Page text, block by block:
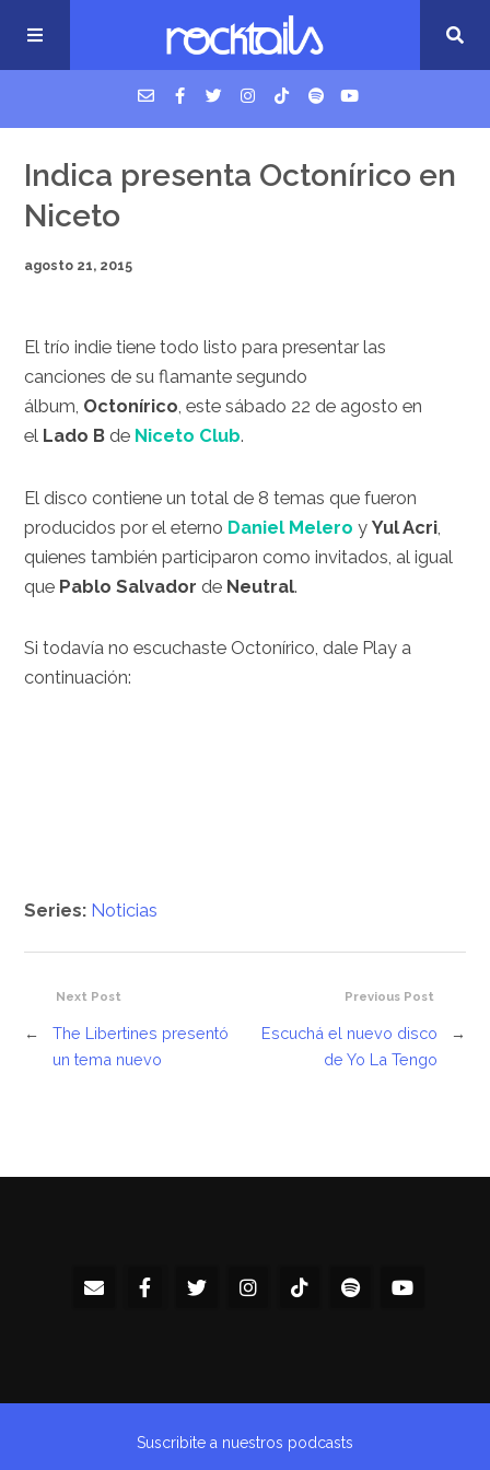
USM Podcast
Cigarrillos en la cama
Indica presenta Octonírico en
Niceto
agosto 21, 2015
El trío indie tiene todo listo para presentar las
canciones de su flamante segundo
álbum, Octonírico, este sábado 22 de agosto en
el Lado B de Niceto Club.
El disco contiene un total de 8 temas que fueron
producidos por el eterno Daniel Melero yYul Acri
quienes también participaron como invitados, al igual
que Pablo Salvador de Neutral.
Si todavía no escuchaste Octonírico, dale Play a
continuación:
Series: Noticias
Previous Post
Escuchá el nuevo disco
de Yo La Tengo
→
Next Post
←
The Libertines presentó
un tema nuevo
Suscribite a nuestros podcasts